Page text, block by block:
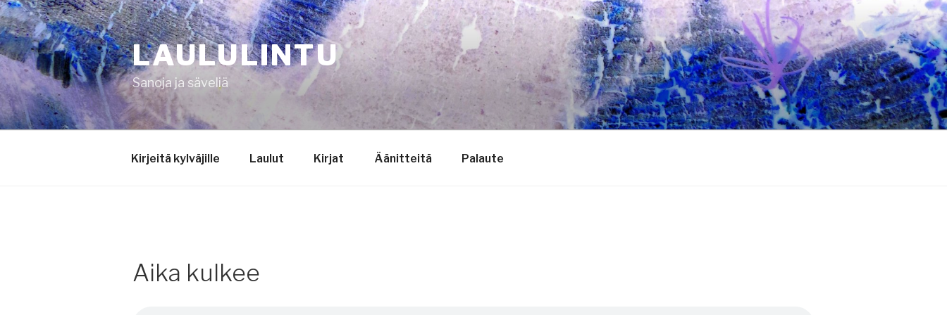
Siirry
sisältöön
LAULULINTU
Sanoja ja säveliä
Kirjeitä kylväjille Laulut Kirjat Äänitteitä Palaute
Aika kulkee